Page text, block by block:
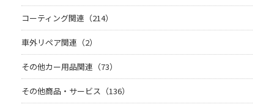
コーティング関連（214）
車外リペア関連（2）
その他カー用品関連（73）
その他商品・サービス（136）